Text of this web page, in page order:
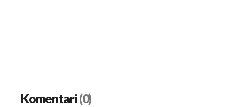
Komentari(0)